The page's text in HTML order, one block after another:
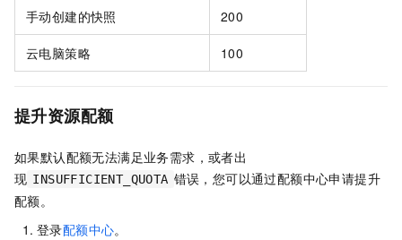
手动创建的快照 200
云电脑策略 100
提升资源配额
如果默认配额无法满足业务需求，或者出
现 INSUFFICIENT_QUOTA 错误，您可以通过配额中心申请提升
配额。
登录配额中心。